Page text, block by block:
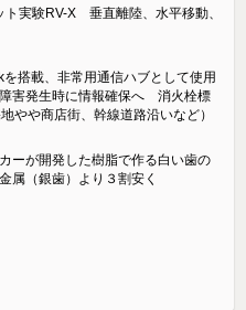
ト実験RV-X 垂直離陸、水平移動、
を搭載、非常用通信ハブとして使用
害発生時に情報確保へ 消火栓標
やや商店街、幹線道路沿いなど）
ーが開発した樹脂で作る白い歯の
（銀歯）より３割安く